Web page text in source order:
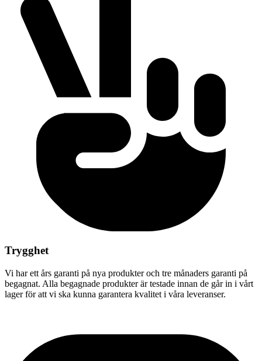
Trygghet
Vi har ett års garanti på nya produkter och tre månaders garanti på
begagnat. Alla begagnade produkter är testade innan de går in i vårt
lager för att vi ska kunna garantera kvalitet i våra leveranser.